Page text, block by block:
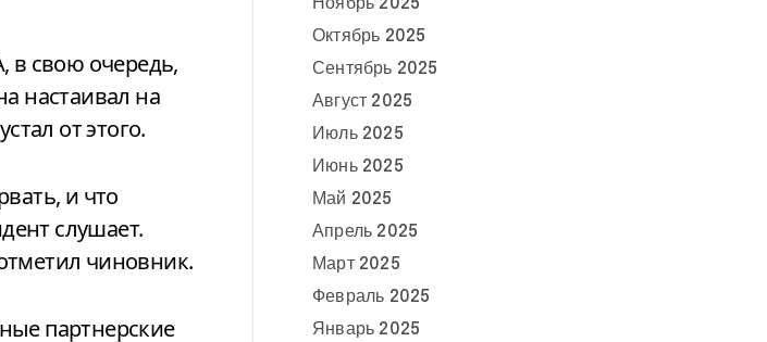
в свою очередь,
настаивал на
от этого.
и что
слушает.
чиновник.
партнерские
Ноябрь 2025
Октябрь 2025
Сентябрь 2025
Август 2025
Июль 2025
Июнь 2025
Май 2025
Апрель 2025
Март 2025
Февраль 2025
Январь 2025